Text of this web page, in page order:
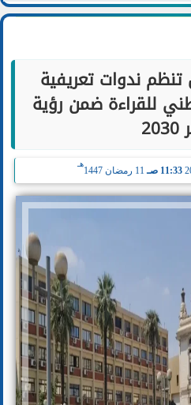
ندوات تعريفية
للقراءة ضمن رؤية
11:33 صـ 11 رمضان 1447
هـ